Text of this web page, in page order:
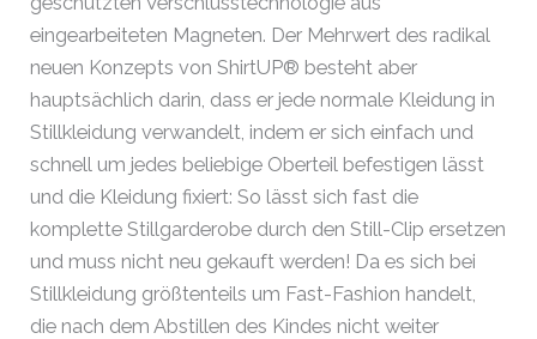
eingearbeiteten Magneten. Der Mehrwert des radikal
neuen Konzepts von ShirtUP® besteht aber
hauptsächlich darin, dass er jede normale Kleidung in
Stillkleidung verwandelt, indem er sich einfach und
schnell um jedes beliebige Oberteil befestigen lässt
und die Kleidung fixiert: So lässt sich fast die
komplette Stillgarderobe durch den Still-Clip ersetzen
und muss nicht neu gekauft werden! Da es sich bei
Stillkleidung größtenteils um Fast-Fashion handelt,
die nach dem Abstillen des Kindes nicht weiter